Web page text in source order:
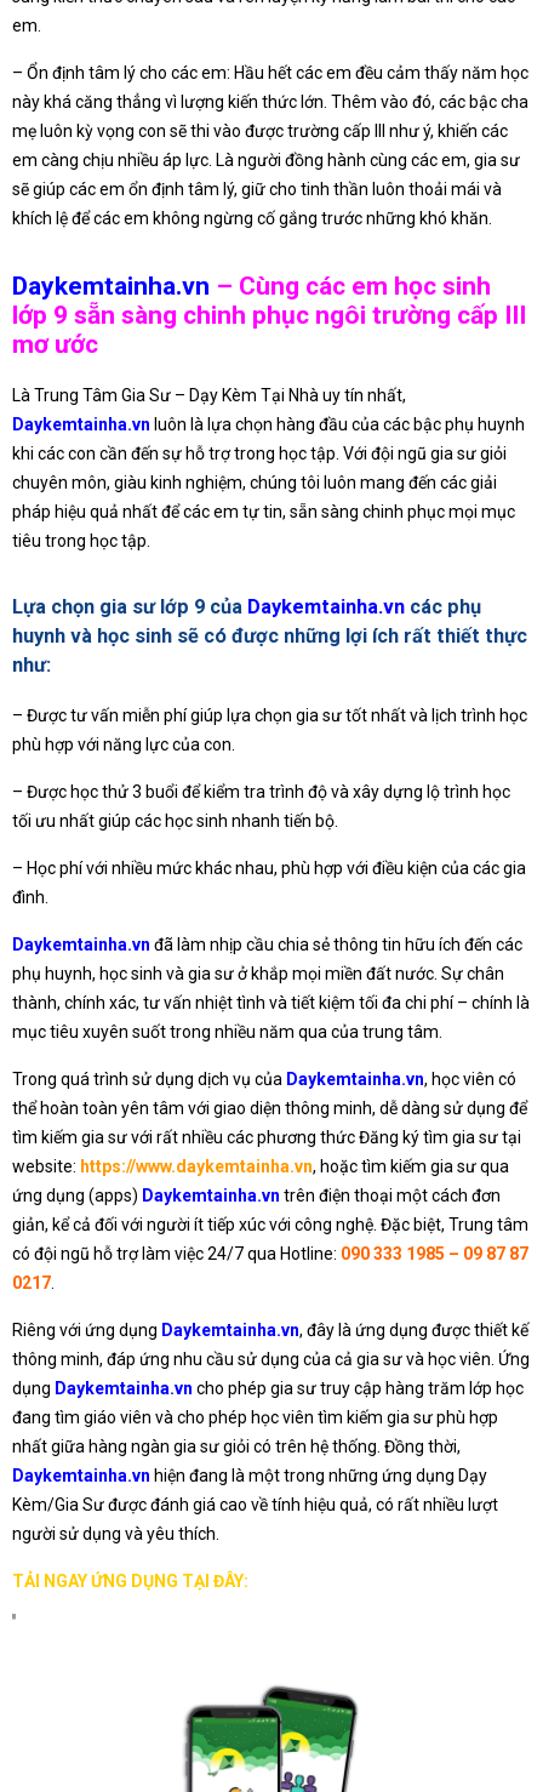
em.
– Ổn định tâm lý cho các em: Hầu hết các em đều cảm thấy năm học
này khá căng thẳng vì lượng kiến thức lớn. Thêm vào đó, các bậc cha
mẹ luôn kỳ vọng con sẽ thi vào được trường cấp III như ý, khiến các
em càng chịu nhiều áp lực. Là người đồng hành cùng các em, gia sư
sẽ giúp các em ổn định tâm lý, giữ cho tinh thần luôn thoải mái và
khích lệ để các em không ngừng cố gắng trước những khó khăn.
Daykemtainha.vn – Cùng các em học sinh
lớp 9 sẵn sàng chinh phục ngôi trường cấp III
mơ ước
Là Trung Tâm Gia Sư – Dạy Kèm Tại Nhà uy tín nhất,
Daykemtainha.vn luôn là lựa chọn hàng đầu của các bậc phụ huynh
khi các con cần đến sự hỗ trợ trong học tập. Với đội ngũ gia sư giỏi
chuyên môn, giàu kinh nghiệm, chúng tôi luôn mang đến các giải
pháp hiệu quả nhất để các em tự tin, sẵn sàng chinh phục mọi mục
tiêu trong học tập.
Lựa chọn gia sư lớp 9 của Daykemtainha.vn các phụ
huynh và học sinh sẽ có được những lợi ích rất thiết thực
như:
– Được tư vấn miễn phí giúp lựa chọn gia sư tốt nhất và lịch trình học
phù hợp với năng lực của con.
– Được học thử 3 buổi để kiểm tra trình độ và xây dựng lộ trình học
tối ưu nhất giúp các học sinh nhanh tiến bộ.
– Học phí với nhiều mức khác nhau, phù hợp với điều kiện của các gia
đình.
Daykemtainha.vn đã làm nhịp cầu chia sẻ thông tin hữu ích đến các
phụ huynh, học sinh và gia sư ở khắp mọi miền đất nước. Sự chân
thành, chính xác, tư vấn nhiệt tình và tiết kiệm tối đa chi phí – chính là
mục tiêu xuyên suốt trong nhiều năm qua của trung tâm.
Trong quá trình sử dụng dịch vụ của Daykemtainha.vn, học viên có
thể hoàn toàn yên tâm với giao diện thông minh, dễ dàng sử dụng để
tìm kiếm gia sư với rất nhiều các phương thức Đăng ký tìm gia sư tại
website: https://www.daykemtainha.vn, hoặc tìm kiếm gia sư qua
ứng dụng (apps) Daykemtainha.vn trên điện thoại một cách đơn
giản, kể cả đối với người ít tiếp xúc với công nghệ. Đặc biệt, Trung tâm
có đội ngũ hỗ trợ làm việc 24/7 qua Hotline: 090 333 1985 – 09 87 87
0217
Riêng với ứng dụng Daykemtainha.vn, đây là ứng dụng được thiết kế
thông minh, đáp ứng nhu cầu sử dụng của cả gia sư và học viên. Ứng
dụng Daykemtainha.vn cho phép gia sư truy cập hàng trăm lớp học
đang tìm giáo viên và cho phép học viên tìm kiếm gia sư phù hợp
nhất giữa hàng ngàn gia sư giỏi có trên hệ thống. Đồng thời,
Daykemtainha.vn hiện đang là một trong những ứng dụng Dạy
Kèm/Gia Sư được đánh giá cao về tính hiệu quả, có rất nhiều lượt
người sử dụng và yêu thích.
TẢI NGAY ỨNG DỤNG TẠI ĐÂY: